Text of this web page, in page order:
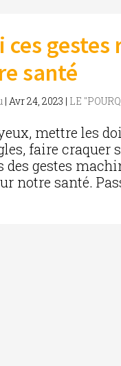
ces
santé
|Avr 24, 2023 | LE
mettre les
faire craquer
des gestes
notre santé.